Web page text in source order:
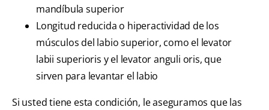
mandíbula superior
Longitud reducida o hiperactividad de los
músculos del labio superior, como el levator
labii superioris y el levator anguli oris, que
sirven para levantar el labio
Si usted tiene esta condición, le aseguramos que las